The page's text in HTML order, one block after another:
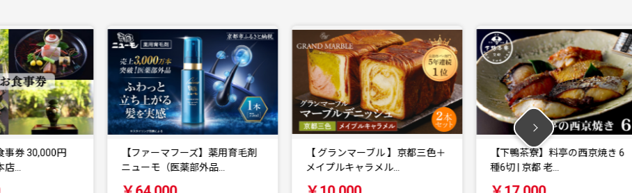
【ファーマフーズ】薬用育毛剤
ニューモ（医薬部外品…
【 グランマーブル 】京都三色＋
メイプルキャラメル…
【下鴨茶寮】料亭の西京焼き 6
種6切 | 京都 老…
【創味】ハコネ